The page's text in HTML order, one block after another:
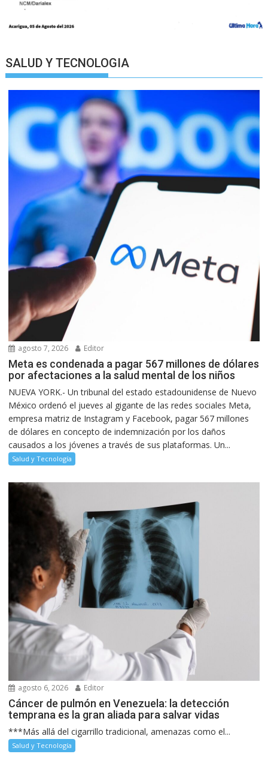
SALUD Y TECNOLOGIA
agosto 7, 2026 Editor
Meta es condenada a pagar 567 millones de dólares
por afectaciones a la salud mental de los niños
NUEVA YORK.- Un tribunal del estado estadounidense de Nuevo
México ordenó el jueves al gigante de las redes sociales Meta,
empresa matriz de Instagram y Facebook, pagar 567 millones
de dólares en concepto de indemnización por los daños
causados a los jóvenes a través de sus plataformas. Un...
Salud y Tecnología
agosto 6, 2026 Editor
Cáncer de pulmón en Venezuela: la detección
temprana es la gran aliada para salvar vidas
***Más allá del cigarrillo tradicional, amenazas como el...
Salud y Tecnología